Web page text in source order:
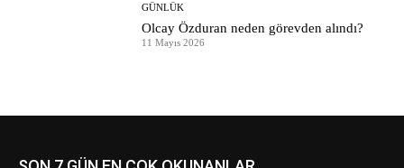
GÜNLÜK
Olcay Özduran neden görevden alındı?
11 Mayıs 2026